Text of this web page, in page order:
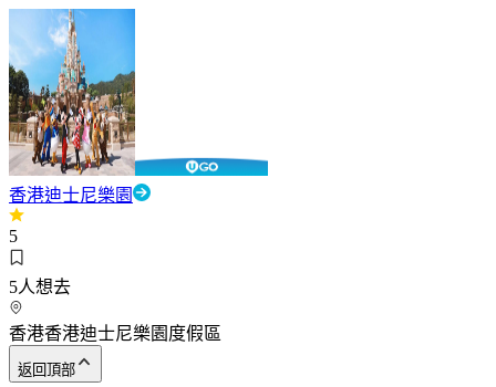
香港迪士尼樂園
5
5人想去
香港香港迪士尼樂園度假區
返回頂部